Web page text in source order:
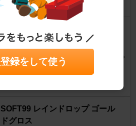
3シリーズ セダン [F30]
9
SOFT99 レインドロップ ゴール
ドグロス
録をして使う